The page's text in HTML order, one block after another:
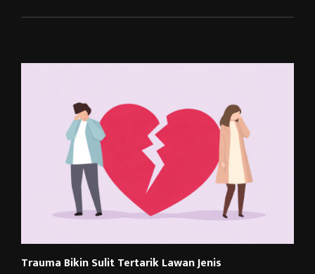
Trauma Bikin Sulit Tertarik Lawan Jenis